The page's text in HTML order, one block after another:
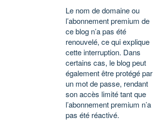
Le nom de domaine ou
l’abonnement premium de
ce blog n’a pas été
renouvelé, ce qui explique
cette interruption. Dans
certains cas, le blog peut
également être protégé par
un mot de passe, rendant
son accès limité tant que
l’abonnement premium n’a
pas été réactivé.